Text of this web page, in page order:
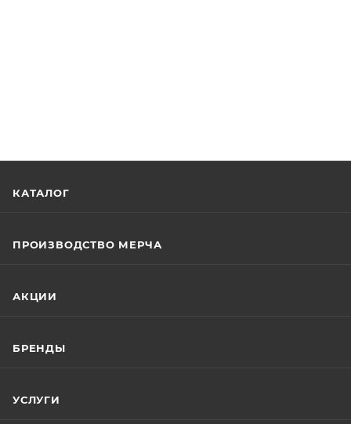
КАТАЛОГ
ПРОИЗВОДСТВО МЕРЧА
АКЦИИ
БРЕНДЫ
УСЛУГИ